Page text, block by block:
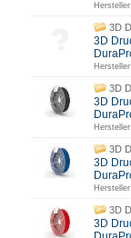
Hersteller:
3D
3D
Hersteller:
3D
3D
Hersteller:
3D
3D
Hersteller:
3D
3D